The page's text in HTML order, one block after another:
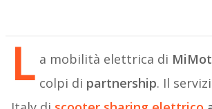
L a mobilità elettrica di
colpi di partnership. Il